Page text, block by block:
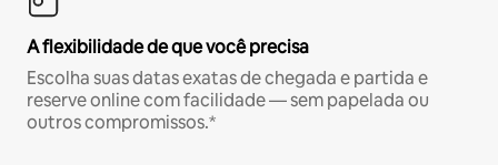
A flexibilidade de que você precisa
Escolha suas datas exatas de chegada e partida e
reserve online com facilidade — sem papelada ou
outros compromissos.*